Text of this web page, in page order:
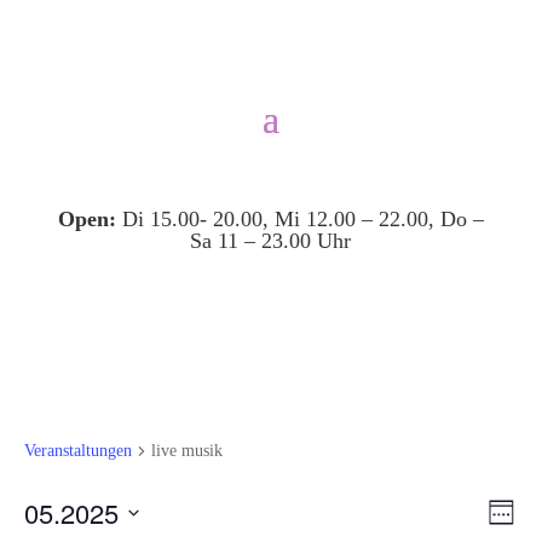
Open: Di 15.00- 20.00, Mi 12.00 – 22.00, Do –
Sa 11 – 23.00 Uhr
Veranstaltungen live musik
Woche
05.2025